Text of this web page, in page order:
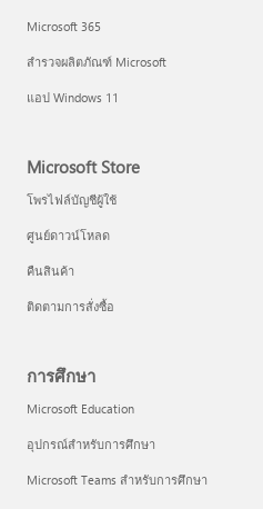
Microsoft 365
สำรวจผลิตภัณฑ์ Microsoft
แอป Windows 11
Microsoft Store
โพรไฟล์บัญชีผู้ใช้
ศูนย์ดาวน์โหลด
คืนสินค้า
ติดตามการสั่งซื้อ
การศึกษา
Microsoft Education
อุปกรณ์สำหรับการศึกษา
Microsoft Teams สำหรับการศึกษา